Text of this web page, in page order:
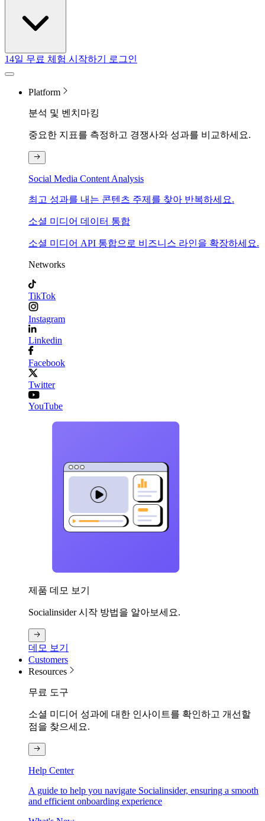
14일 무료 체험 시작하기 로그인
Platform
분석 및 벤치마킹
중요한 지표를 측정하고 경쟁사와 성과를 비교하세요.
Social Media Content Analysis
최고 성과를 내는 콘텐츠 주제를 찾아 반복하세요.
소셜 미디어 데이터 통합
소셜 미디어 API 통합으로 비즈니스 라인을 확장하세요.
Networks
TikTok
Instagram
Linkedin
Facebook
Twitter
YouTube
제품 데모 보기
Socialinsider 시작 방법을 알아보세요.
데모 보기
Customers
Resources
무료 도구
소셜 미디어 성과에 대한 인사이트를 확인하고 개선할
점을 찾으세요.
Help Center
A guide to help you navigate Socialinsider, ensuring a smooth
and efficient onboarding experience